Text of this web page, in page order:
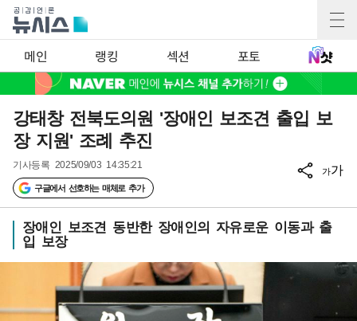
메인 랭킹 섹션 포토
강태창 전북도의원 '장애인 보조견 출입 보
장 지원' 조례 추진
기사등록 2025/09/03 14:35:21
구글에서 선호하는 매체로 추가
가가
장애인 보조견 동반한 장애인의 자유로운 이동과 출
입 보장